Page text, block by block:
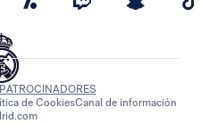
de CookiesCanal de información